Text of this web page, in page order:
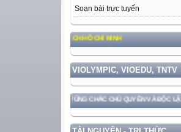
Soạn bài trực tuyến
ĐỨC, PHONG CÁCH HỒ CHÍ MINH
VIOLYMPIC, VIOEDU, TNTV
VỚI BẢO VỆ VỮNG CHẮC CHỦ QUYỀN VÀ ĐỘC LẬP